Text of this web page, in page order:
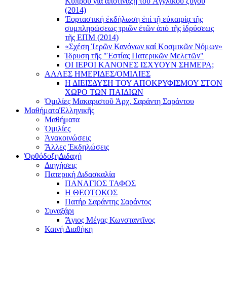
(2014)
Ἑορταστική ἐκδήλωση ἐπί τῇ εὐκαιρίᾳ τῆς
συμπληρώσεως τριῶν ἐτῶν ἀπό τῆς ἱδρύσεως
τῆς ΕΠΜ (2014)
«Σχέση Ἱερῶν Κανόνων καί Κοσμικῶν Νόμων»
Ίδρυση τῆς "Ἑστίας Πατερικῶν Μελετῶν"
ΟΙ ΙΕΡΟΙ ΚΑΝΟΝΕΣ ΙΣΧΥΟΥΝ ΣΗΜΕΡΑ;
ΑΛΛΕΣ ΗΜΕΡΙΔΕΣ/ΟΜΙΛΙΕΣ
Η ΔΙΕΙΣΔΥΣΗ ΤΟΥ ΑΠΟΚΡΥΦΙΣΜΟΥ ΣΤΟΝ
ΧΩΡΟ ΤΩΝ ΠΑΙΔΙΩΝ
Ὁμιλίες Μακαριστοῦ Ἀρχ. Σαράντη Σαράντου
ΜαθήματαἙλληνικῆς
Μαθήματα
Ὁμιλίες
Ἀνακοινώσεις
Ἄλλες Ἐκδηλώσεις
ὈρθόδοξηΔιδαχή
Διηγήσεις
Πατερική Διδασκαλία
ΠΑΝΑΓΙΟΣ ΤΑΦΟΣ
Η ΘΕΟΤΟΚΟΣ
Πατήρ Σαράντης Σαράντος
Συναξάρι
Ἅγιος Μέγας Κωνσταντῖνος
Καινή Διαθήκη